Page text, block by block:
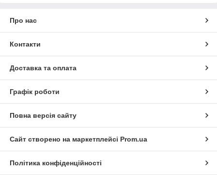
Про нас
Контакти
Доставка та оплата
Графік роботи
Повна версія сайту
Сайт створено на маркетплейсі Prom.ua
Політика конфіденційності